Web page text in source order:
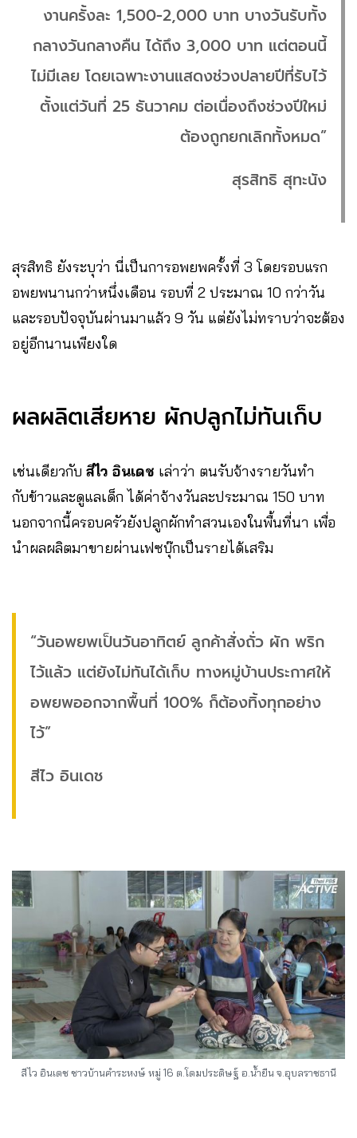
งานครั้งละ 1,500-2,000 บาท บางวันรับทั้ง
กลางวันกลางคืน ได้ถึง 3,000 บาท แต่ตอนนี้
ไม่มีเลย โดยเฉพาะงานแสดงช่วงปลายปีที่รับไว้
ตั้งแต่วันที่ 25 ธันวาคม ต่อเนื่องถึงช่วงปีใหม่
ต้องถูกยกเลิกทั้งหมด”
สุรสิทธิ สุทะนัง
สุรสิทธิ ยังระบุว่า นี่เป็นการอพยพครั้งที่ 3 โดยรอบแรก
อพยพนานกว่าหนึ่งเดือน รอบที่ 2 ประมาณ 10 กว่าวัน
และรอบปัจจุบันผ่านมาแล้ว 9 วัน แต่ยังไม่ทราบว่าจะต้อง
อยู่อีกนานเพียงใด
ผลผลิตเสียหาย ผักปลูกไม่ทันเก็บ
เช่นเดียวกับ สีไว อินเดช เล่าว่า ตนรับจ้างรายวันทำ
กับข้าวและดูแลเด็ก ได้ค่าจ้างวันละประมาณ 150 บาท
นอกจากนี้ครอบครัวยังปลูกผักทำสวนเองในพื้นที่นา เพื่อ
นำผลผลิตมาขายผ่านเฟซบุ๊กเป็นรายได้เสริม
“วันอพยพเป็นวันอาทิตย์ ลูกค้าสั่งถั่ว ผัก พริก
ไว้แล้ว แต่ยังไม่ทันได้เก็บ ทางหมู่บ้านประกาศให้
อพยพออกจากพื้นที่ 100% ก็ต้องทิ้งทุกอย่าง
ไว้”
สีไว อินเดช
สีไว อินเดช ชาวบ้านคำระหงษ์ หมู่ 16 ต.โดมประดิษฐ์ อ.น้ำยืน จ.อุบลราชธานี